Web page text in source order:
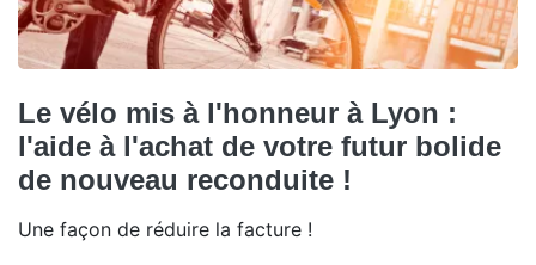
Le vélo mis à l'honneur à Lyon :
l'aide à l'achat de votre futur bolide
de nouveau reconduite !
Une façon de réduire la facture !